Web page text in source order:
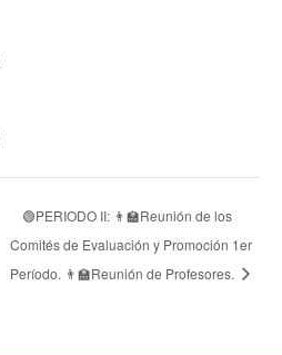
🟢PERIODO II: 👨‍🏫Reunión de los
Comités de Evaluación y Promoción 1er
Período. 👨‍🏫Reunión de Profesores.